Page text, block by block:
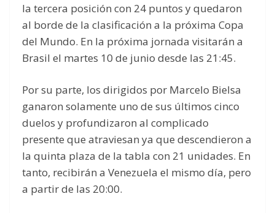
la tercera posición con 24 puntos y quedaron
al borde de la clasificación a la próxima Copa
del Mundo. En la próxima jornada visitarán a
Brasil el martes 10 de junio desde las 21:45.
Por su parte, los dirigidos por Marcelo Bielsa
ganaron solamente uno de sus últimos cinco
duelos y profundizaron al complicado
presente que atraviesan ya que descendieron a
la quinta plaza de la tabla con 21 unidades. En
tanto, recibirán a Venezuela el mismo día, pero
a partir de las 20:00.